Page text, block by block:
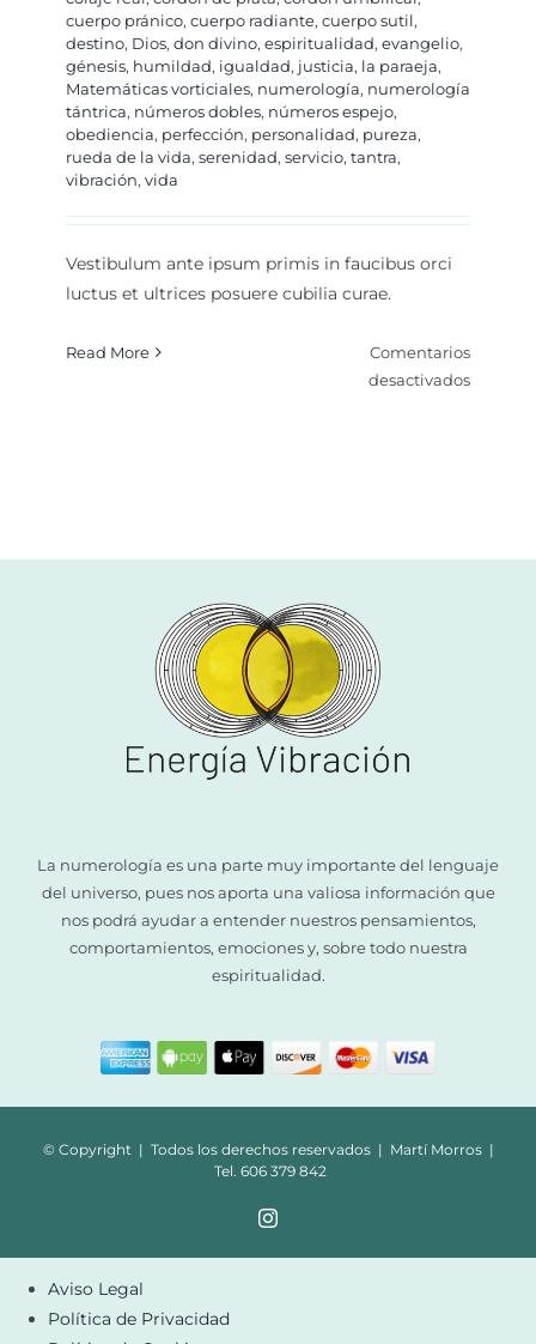
cuerpo pránico, cuerpo radiante, cuerpo sutil,
destino, Dios, don divino, espiritualidad, evangelio,
génesis, humildad, igualdad, justicia, la paraeja,
Matemáticas vorticiales, numerología, numerología
tántrica, números dobles, números espejo,
obediencia, perfección, personalidad, pureza,
rueda de la vida, serenidad, servicio, tantra,
vibración, vida
Vestibulum ante ipsum primis in faucibus orci
luctus et ultrices posuere cubilia curae.
Read More
Comentarios
desactivadosen
La numerología es una parte muy importante del lenguaje
del universo, pues nos aporta una valiosa información que
nos podrá ayudar a entender nuestros pensamientos,
comportamientos, emociones y, sobre todo nuestra
espiritualidad.
© Copyright | Todos los derechos reservados | Martí Morros |
Tel. 606 379 842
Aviso Legal
Política de Privacidad